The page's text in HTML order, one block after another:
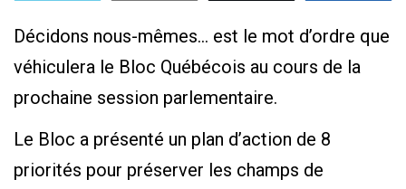
Décidons nous-mêmes… est le mot d’ordre que
véhiculera le Bloc Québécois au cours de la
prochaine session parlementaire.
Le Bloc a présenté un plan d’action de 8
priorités pour préserver les champs de